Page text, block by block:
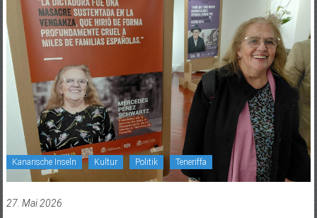
Kanarische Inseln Kultur Politik Teneriffa
27. Mai 2026